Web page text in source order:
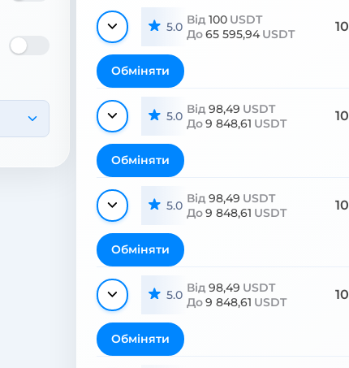
5.0 Від 100 USDT
До65 595,94 USDT 10
Обміняти
5.0 Від 98,49 USDT
До9 848,61 USDT 10
Обміняти
5.0 Від 98,49 USDT
До9 848,61 USDT 10
Обміняти
5.0 Від 98,49 USDT
До9 848,61 USDT 10
Обміняти